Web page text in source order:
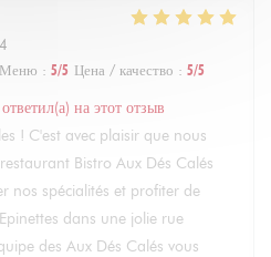
Меню : 5/5 Цена / качество : 5/5
ответил(а) на этот отзыв
! C'est avec plaisir que nous
Bistro Aux Dés Calés
nos spécialités et profiter de
dans une jolie rue
des Aux Dés Calés vous